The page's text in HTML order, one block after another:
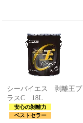
シーバイエス 剥離王プ
ラスC 18L
安心の剝離力
ベストセラー